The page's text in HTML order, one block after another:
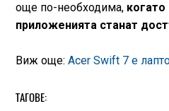
още по-необходима,
приложенията станат
Виж още: Acer Swift 7 е
ТАГОВЕ: